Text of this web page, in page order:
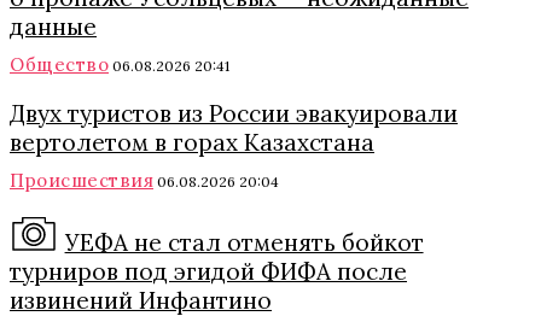
данные
Общество 06.08.2026 20:41
Двух туристов из России эвакуировали
вертолетом в горах Казахстана
Происшествия 06.08.2026 20:04
УЕФА не стал отменять бойкот
турниров под эгидой ФИФА после
извинений Инфантино